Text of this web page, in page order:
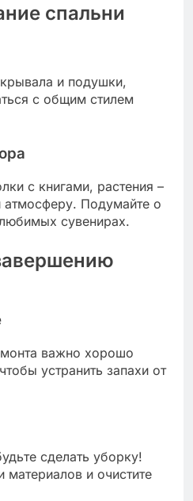
спальни
и подушки,
с общим стилем
с книгами, растения –
атмосферу. Подумайте о
сувенирах.
важно хорошо
устранить запахи от
сделать уборку!
материалов и очистите